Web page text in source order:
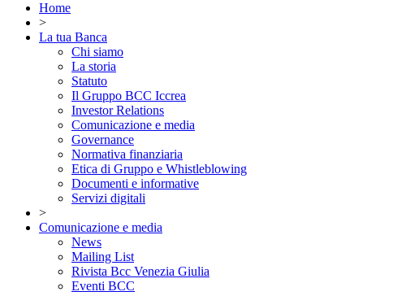
Home
>
La tua Banca
Chi siamo
La storia
Statuto
Il Gruppo BCC Iccrea
Investor Relations
Comunicazione e media
Governance
Normativa finanziaria
Etica di Gruppo e Whistleblowing
Documenti e informative
Servizi digitali
>
Comunicazione e media
News
Mailing List
Rivista Bcc Venezia Giulia
Eventi BCC